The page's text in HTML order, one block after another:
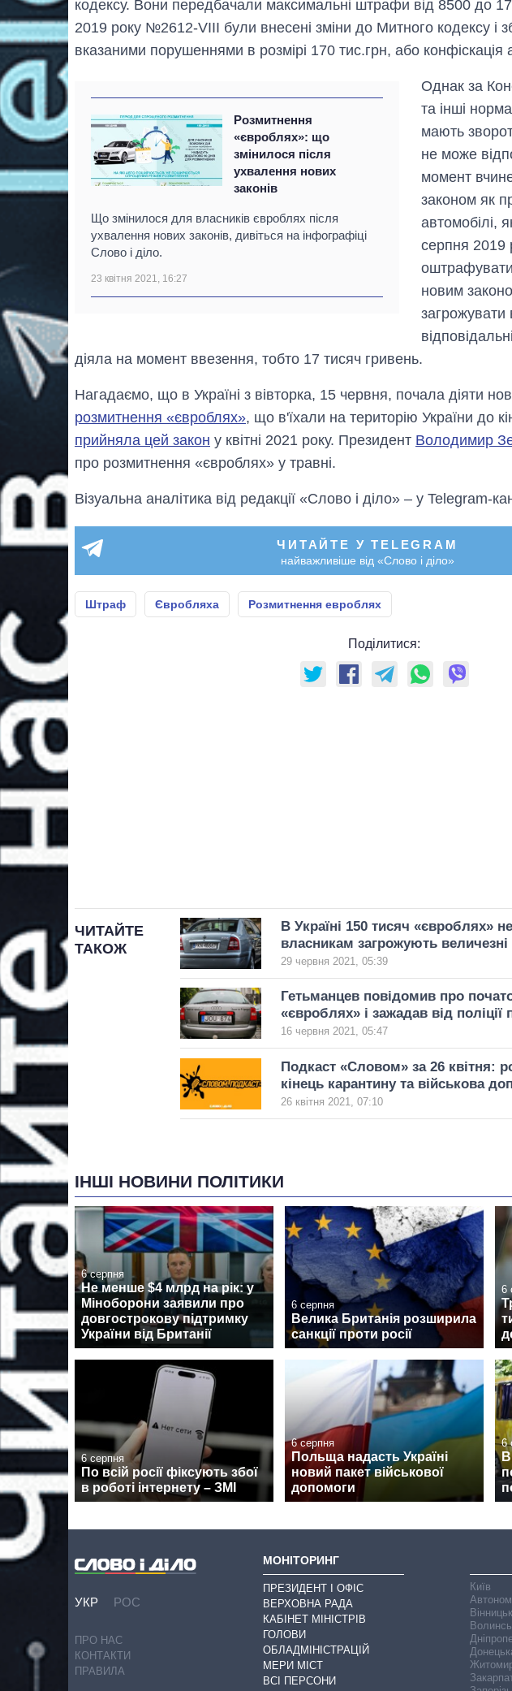
кодексу. Вони передбачали максимальні штрафи від 8500 до 17
2019 року №2612-VIII були внесені зміни до Митного кодексу і
вказаними порушеннями в розмірі 170 тис.грн, або конфіскація
Розмитнення
«євроблях»: що
змінилося після
ухвалення нових
законів
Що змінилося для власників євроблях після
ухвалення нових законів, дивіться на інфографіці
Слово і діло.
23 квітня 2021, 16:27
Однак за
та інші
мають
не може
момент
законом як
автомобілі,
серпня 2019
новим
загрожувати
діяла на момент ввезення, тобто 17 тисяч гривень.
Нагадаємо, що в Україні з вівторка, 15 червня, почала діяти
розмитнення «євроблях», що в'їхали на територію України до
прийняла цей закон у квітні 2021 року. Президент Володимир
про розмитнення «євроблях» у травні.
Візуальна аналітика від редакції «Слово і діло» – у Telegram-
ЧИТАЙТЕ У TELEGRAM
найважливіше від «Слово і діло»
Штраф Євробляха Розмитнення евроблях
Поділитися:
ЧИТАЙТЕ
ТАКОЖ
В Україні 150 тисяч «євроблях»
власникам загрожують
29 червня 2021, 05:39
Гетьманцев повідомив про
«євроблях» і зажадав від поліції
16 червня 2021, 05:47
Подкаст «Словом» за 26 квітня:
кінець карантину та військова
26 квітня 2021, 07:10
ІНШІ НОВИНИ ПОЛІТИКИ
6 серпня
Не менше $4 млрд на рік: у
Міноборони заявили про
довгострокову підтримку
України від Британії
6 серпня
Велика Британія розширила
санкції проти росії
6
6 серпня
По всій росії фіксують збої
в роботі інтернету – ЗМІ
6 серпня
Польща надасть Україні
новий пакет військової
допомоги
6
УКР РОС
ПРО НАС
КОНТАКТИ
ПРАВИЛА
МОНІТОРИНГ
ПРЕЗИДЕНТ І ОФІС
ВЕРХОВНА РАДА
КАБІНЕТ МІНІСТРІВ
ГОЛОВИ
ОБЛАДМІНІСТРАЦІЙ
МЕРИ МІСТ
ВСІ ПЕРСОНИ
Київ